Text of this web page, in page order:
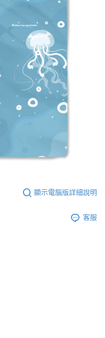
顯示電腦版詳細說明
客服